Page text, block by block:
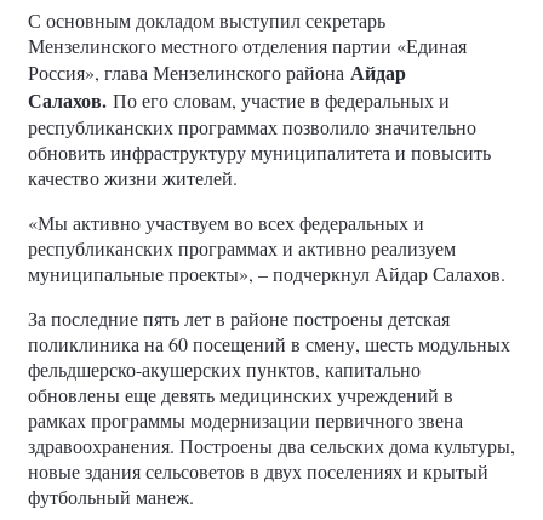
С основным докладом выступил секретарь
Мензелинского местного отделения партии «Единая
Россия», глава Мензелинского района Айдар
Салахов. По его словам, участие в федеральных и
республиканских программах позволило значительно
обновить инфраструктуру муниципалитета и повысить
качество жизни жителей.
«Мы активно участвуем во всех федеральных и
республиканских программах и активно реализуем
муниципальные проекты», – подчеркнул Айдар Салахов.
За последние пять лет в районе построены детская
поликлиника на 60 посещений в смену, шесть модульных
фельдшерско-акушерских пунктов, капитально
обновлены еще девять медицинских учреждений в
рамках программы модернизации первичного звена
здравоохранения. Построены два сельских дома культуры,
новые здания сельсоветов в двух поселениях и крытый
футбольный манеж.